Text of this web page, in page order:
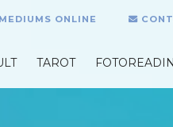
ONLINE
TAROT